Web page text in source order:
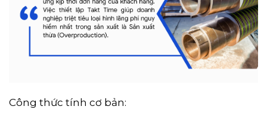
Công thức tính cơ bản: